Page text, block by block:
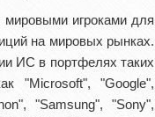
игроками для
на мировых рынках.
ИС в портфелях таких
"Мicrosoft", "Google",
"Samsung", "Sony",